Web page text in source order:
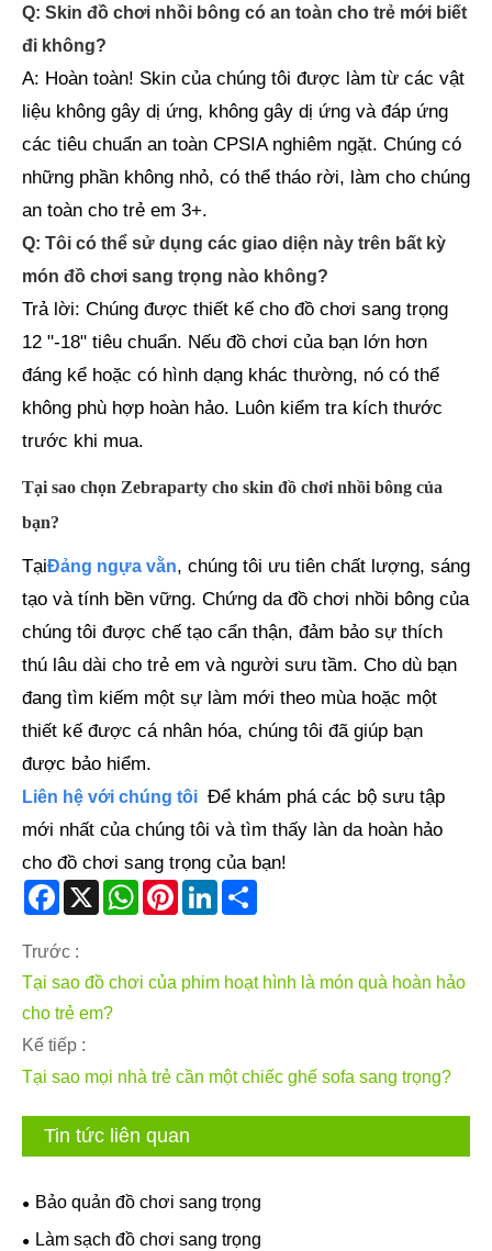
Q: Skin đồ chơi nhồi bông có an toàn cho trẻ mới biết
đi không?
A: Hoàn toàn! Skin của chúng tôi được làm từ các vật
liệu không gây dị ứng, không gây dị ứng và đáp ứng
các tiêu chuẩn an toàn CPSIA nghiêm ngặt. Chúng có
những phần không nhỏ, có thể tháo rời, làm cho chúng
an toàn cho trẻ em 3+.
Q: Tôi có thể sử dụng các giao diện này trên bất kỳ
món đồ chơi sang trọng nào không?
Trả lời: Chúng được thiết kế cho đồ chơi sang trọng
12 "-18" tiêu chuẩn. Nếu đồ chơi của bạn lớn hơn
đáng kể hoặc có hình dạng khác thường, nó có thể
không phù hợp hoàn hảo. Luôn kiểm tra kích thước
trước khi mua.
Tại sao chọn Zebraparty cho skin đồ chơi nhồi bông của
bạn?
TạiĐảng ngựa vằn, chúng tôi ưu tiên chất lượng, sáng
tạo và tính bền vững. Chứng da đồ chơi nhồi bông của
chúng tôi được chế tạo cẩn thận, đảm bảo sự thích
thú lâu dài cho trẻ em và người sưu tầm. Cho dù bạn
đang tìm kiếm một sự làm mới theo mùa hoặc một
thiết kế được cá nhân hóa, chúng tôi đã giúp bạn
được bảo hiểm.
Liên hệ với chúng tôi Để khám phá các bộ sưu tập
mới nhất của chúng tôi và tìm thấy làn da hoàn hảo
cho đồ chơi sang trọng của bạn!
Facebook
X WhatsAppPinterestLinkedIn
Trước :
Tại sao đồ chơi của phim hoạt hình là món quà hoàn hảo
cho trẻ em?
Kế tiếp :
Tại sao mọi nhà trẻ cần một chiếc ghế sofa sang trọng?
Tin tức liên quan
Bảo quản đồ chơi sang trọng
Làm sạch đồ chơi sang trọng